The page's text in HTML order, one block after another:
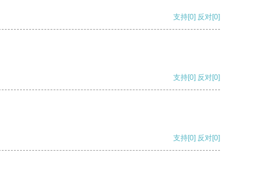
支持[0] 反对[0]
支持[0] 反对[0]
支持[0] 反对[0]